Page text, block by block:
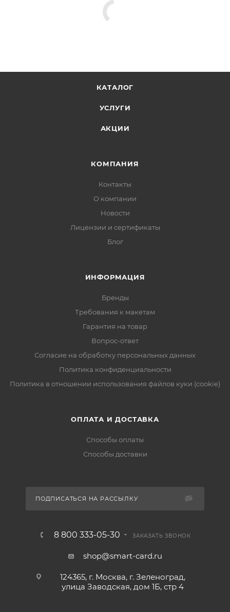
КАТАЛОГ
УСЛУГИ
АКЦИИ
КОМПАНИЯ
Контакты
О компании
Новости
Лицензии и сертификаты
Блог
ИНФОРМАЦИЯ
Бренды
Требования к макетам
Гарантия на товар
Вопрос-ответ
Согласие на обработку персональных данных
Политика конфиденциальности
Политика в отношении использования файлов куки (cookie)
ОПЛАТА И ДОСТАВКА
Способы оплаты
Способы доставки
ПОДПИСАТЬСЯ НА РАССЫЛКУ
8 800 333-05-30 ЗАКАЗАТЬ ЗВОНОК
shop@smart-card.ru
124365, г. Москва, г. Зеленоград,
улица Заводская, дом 1Б, стр 4